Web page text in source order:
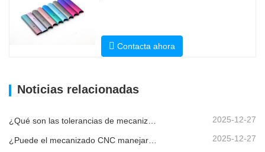
Contacta ahora
Noticias relacionadas
¿Qué son las tolerancias de mecanizado CNC y por qué son importantes? 2025-12-27
2025-12-27